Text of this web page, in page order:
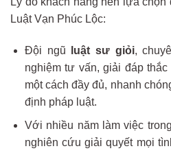
Luật Vạn Phúc Lộc:
Đội ngũ luật sư giỏi,
nghiệm tư vấn, giải đáp
một cách đầy đủ, nhanh
định pháp luật.
Với nhiều năm làm việc
nghiên cứu giải quyết mọi